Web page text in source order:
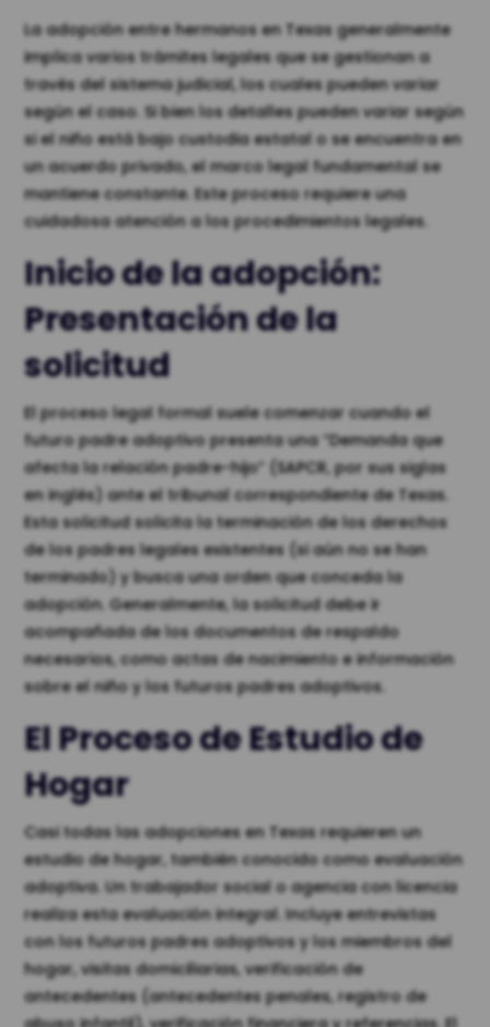
La adopción entre hermanos en Texas generalmente
implica varios trámites legales que se gestionan a
través del sistema judicial, los cuales pueden variar
según el caso. Si bien los detalles pueden variar según
si el niño está bajo custodia estatal o se encuentra en
un acuerdo privado, el marco legal fundamental se
mantiene constante. Este proceso requiere una
cuidadosa atención a los procedimientos legales.
Inicio de la adopción:
Presentación de la
solicitud
El proceso legal formal suele comenzar cuando el
futuro padre adoptivo presenta una “Demanda que
afecta la relación padre-hijo” (SAPCR, por sus siglas
en inglés) ante el tribunal correspondiente de Texas.
Esta solicitud solicita la terminación de los derechos
de los padres legales existentes (si aún no se han
terminado) y busca una orden que conceda la
adopción. Generalmente, la solicitud debe ir
acompañada de los documentos de respaldo
necesarios, como actas de nacimiento e información
sobre el niño y los futuros padres adoptivos.
El Proceso de Estudio de
Hogar
Casi todas las adopciones en Texas requieren un
estudio de hogar, también conocido como evaluación
adoptiva. Un trabajador social o agencia con licencia
realiza esta evaluación integral. Incluye entrevistas
con los futuros padres adoptivos y los miembros del
hogar, visitas domiciliarias, verificación de
antecedentes (antecedentes penales, registro de